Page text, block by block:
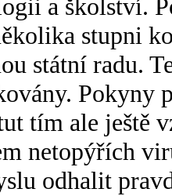
a školství.
stupni
státní radu.
Pokyny
tím ale ještě
netopýřích
odhalit